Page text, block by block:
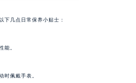
下几点日常保养小贴士：
能。
时佩戴手表。